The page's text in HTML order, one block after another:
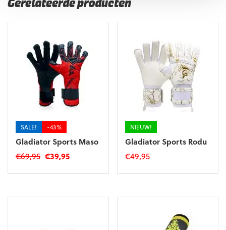
Gerelateerde producten
SALE! -43%
Gladiator Sports Maso
€69,95 Oorspronkelijke
€39,95Huidige
Dit
NIEUW!
Gladiator Sports Rodu
€49,95
Dit